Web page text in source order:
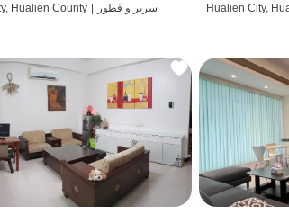
Hualien County | سرير و فطور Hualien City,